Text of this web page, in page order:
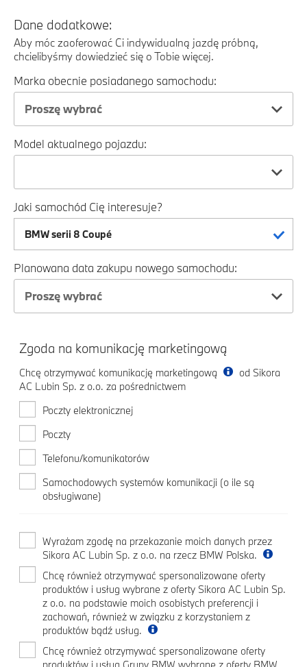
Dane dodatkowe:
Aby móc zaoferować Ci indywidualną jazdę próbną,
chcielibyśmy dowiedzieć się o Tobie więcej.
Marka obecnie posiadanego samochodu:
Proszę wybrać
Model aktualnego pojazdu:
Jaki samochód Cię interesuje?
Planowana data zakupu nowego samochodu:
Proszę wybrać
Zgoda na komunikację marketingową
Chcę otrzymywać komunikację marketingową
od Sikora
AC Lubin Sp. z o.o. za pośrednictwem
Poczty elektronicznej
Poczty
Telefonu/komunikatorów
Samochodowych systemów komunikacji (o ile są
obsługiwane)
Wyrażam zgodę na przekazanie moich danych przez
Sikora AC Lubin Sp. z o.o. na rzecz BMW Polska.
Chcę również otrzymywać spersonalizowane oferty
produktów i usług wybrane z oferty Sikora AC Lubin Sp.
z o.o. na podstawie moich osobistych preferencji i
zachowań, również w związku z korzystaniem z
produktów bądź usług.
Chcę również otrzymywać spersonalizowane oferty